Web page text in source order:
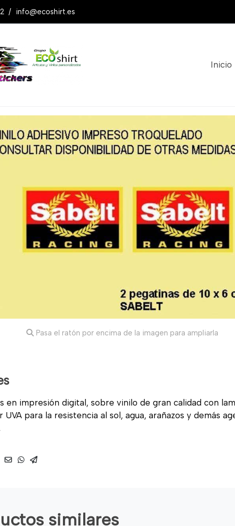
/ info@ecoshirt.es
Inicio
Pegatinas Sabelt Racing Tuning Ref: Fd404
Pasa el ratón por encima de la imagen para ampliarla
en impresión digital, sobre vinilo de gran calidad con
para la resistencia al sol, agua, arañazos y demás
similares